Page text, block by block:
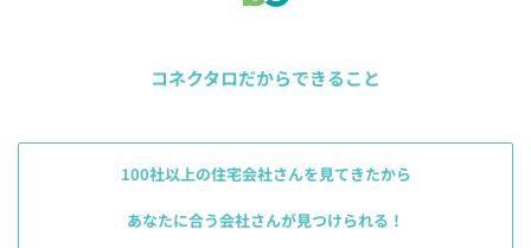
コネクタロだからできること
100社以上の住宅会社さんを見てきたから
あなたに合う会社さんが見つけられる！